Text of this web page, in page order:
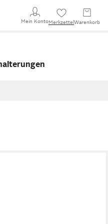
Mein KontoMerkzettel Warenkorb